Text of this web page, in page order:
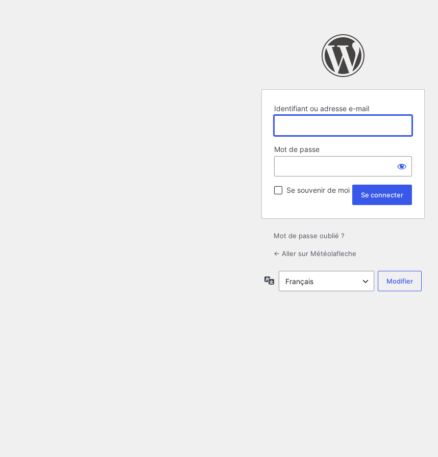
Identifiant ou adresse e-mail
Mot de passe
Se souvenir de moi
Mot de passe oublié ?
← Aller sur Météolafleche
Langue